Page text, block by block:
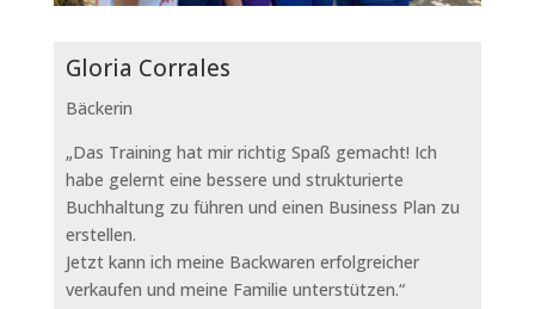
Gloria Corrales
Bäckerin
„Das Training hat mir richtig Spaß gemacht! Ich
habe gelernt eine bessere und strukturierte
Buchhaltung zu führen und einen Business Plan zu
erstellen.
Jetzt kann ich meine Backwaren erfolgreicher
verkaufen und meine Familie unterstützen.“